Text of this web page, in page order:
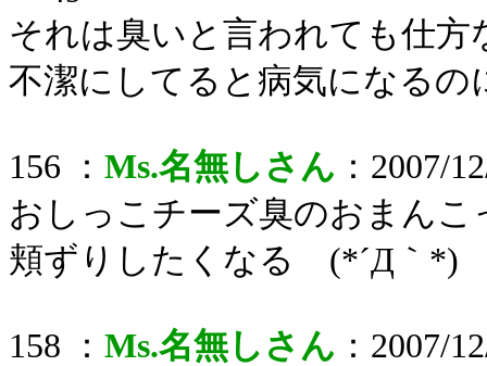
それは臭いと言われても仕方
不潔にしてると病気になるの
156 ： Ms.名無しさん ：2007/
おしっこチーズ臭のおまん
頬ずりしたくなる (*´Д｀*)
158 ： Ms.名無しさん ：2007/